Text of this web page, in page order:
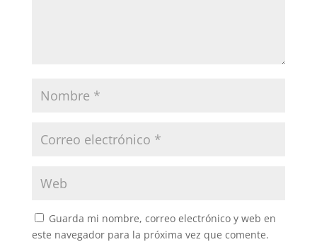
Guarda mi nombre, correo electrónico y web en
este navegador para la próxima vez que comente.